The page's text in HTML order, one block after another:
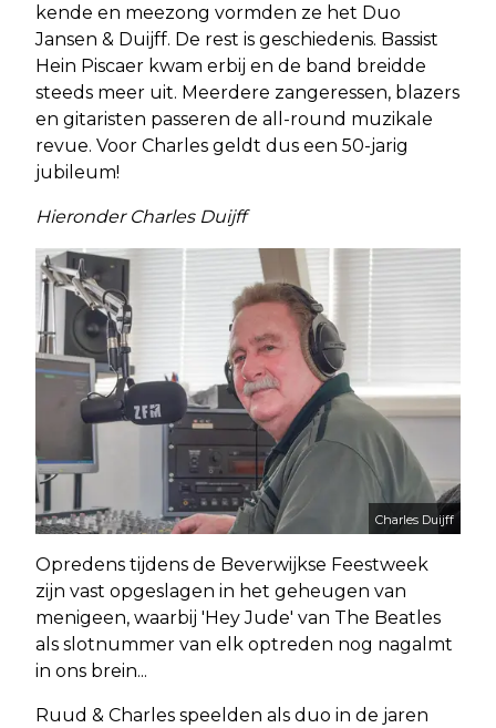
kende en meezong vormden ze het Duo
Jansen & Duijff. De rest is geschiedenis. Bassist
Hein Piscaer kwam erbij en de band breidde
steeds meer uit. Meerdere zangeressen, blazers
en gitaristen passeren de all-round muzikale
revue. Voor Charles geldt dus een 50-jarig
jubileum!
Hieronder Charles Duijff
Charles Duijff
Opredens tijdens de Beverwijkse Feestweek
zijn vast opgeslagen in het geheugen van
menigeen, waarbij 'Hey Jude' van The Beatles
als slotnummer van elk optreden nog nagalmt
in ons brein...
Ruud & Charles speelden als duo in de jaren